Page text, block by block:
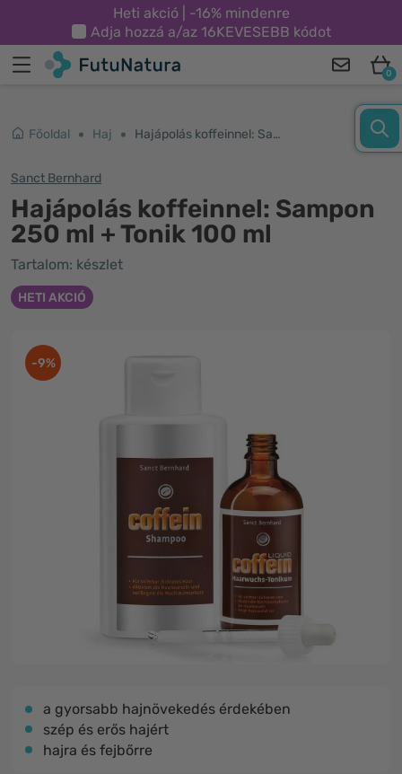
Heti akció | -16% mindenre
Adja hozzá a/az 16KEVESEBB kódot
0
Főoldal Haj Hajápolás koffeinnel: Sampon 250 ml + Tonik 100 ml
Sanct Bernhard
Hajápolás koffeinnel: Sampon
250 ml + Tonik 100 ml
Tartalom: készlet
HETI AKCIÓ
-9%
a gyorsabb hajnövekedés érdekében
szép és erős hajért
hajra és fejbőrre